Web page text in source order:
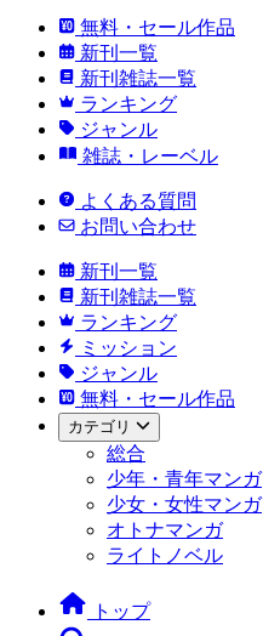
無料・セール作品
新刊一覧
新刊雑誌一覧
ランキング
ジャンル
雑誌・レーベル
よくある質問
お問い合わせ
新刊一覧
新刊雑誌一覧
ランキング
ミッション
ジャンル
無料・セール作品
カテゴリ
総合
少年・青年マンガ
少女・女性マンガ
オトナマンガ
ライトノベル
トップ